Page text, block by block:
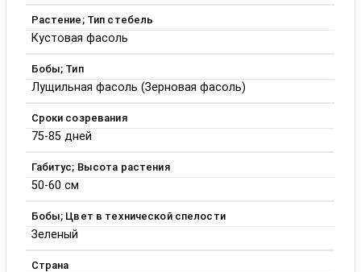
Растение; Тип стебель
Кустовая фасоль
Бобы; Тип
Лущильная фасоль (Зерновая фасоль)
Сроки созревания
75-85 дней
Габитус; Высота растения
50-60 см
Бобы; Цвет в технической спелости
Зеленый
Страна